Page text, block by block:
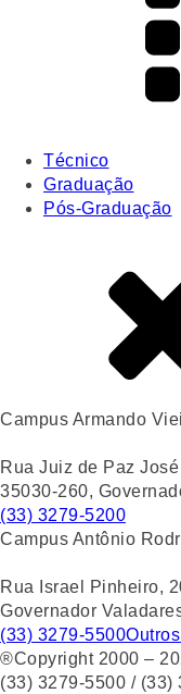
Técnico
Graduação
Pós-Graduação
Campus Armando
Rua Juiz de Paz
35030-260,
(33) 3279-5200
Campus Antônio
Rua Israel Pinheiro,
Governador
(33) 3279-5500
®Copyright 2000 –
(33) 3279-5500 / (33)